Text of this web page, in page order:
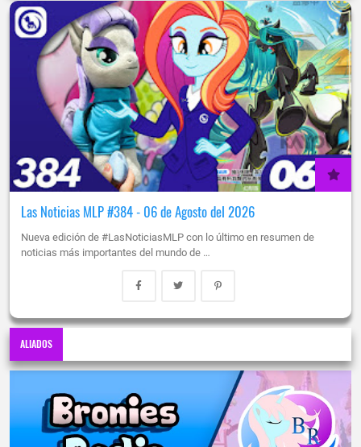
Las Noticias MLP #384 - 06 de Agosto del 2026
Nueva edición de #LasNoticiasMLP con lo último en resumen de
noticias más importantes del mundo de …
ALIADOS